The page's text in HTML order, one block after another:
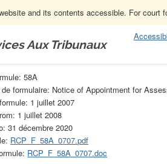
and its contents accessible. For court
Aux Tribunaux
civile Archives des formules des
58A
formulaire: Notice of Appointment for
1 juillet 2007
1 juillet 2008
31 décembre 2020
RCP_F_58A_0707.pdf
RCP_F_58A_0707.doc